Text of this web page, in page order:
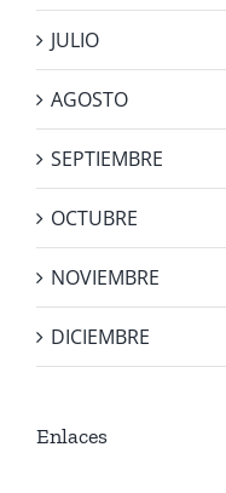
JULIO
AGOSTO
SEPTIEMBRE
OCTUBRE
NOVIEMBRE
DICIEMBRE
Enlaces